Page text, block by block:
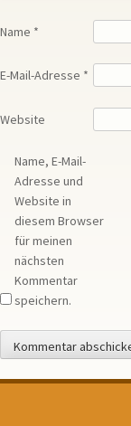
Name *
E-Mail-Adresse *
Website
Name, E-Mail-
Adresse und
Website in
diesem Browser
für meinen
nächsten
Kommentar
speichern.